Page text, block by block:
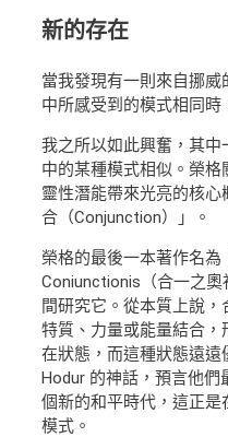
新的存在
當我發現有一則來自挪
中所感受到的模式相同時
我之所以如此興奮，其
中的某種模式相似。榮
靈性潛能帶來光亮的核
合（Conjunction）」。
榮格的最後一本著作名為
Coniunctionis（合一之
間研究它。從本質上說，
特質、力量或能量結合
在狀態，而這種狀態遠遠
Hodur 的神話，預言他
個新的和平時代，這正
模式。